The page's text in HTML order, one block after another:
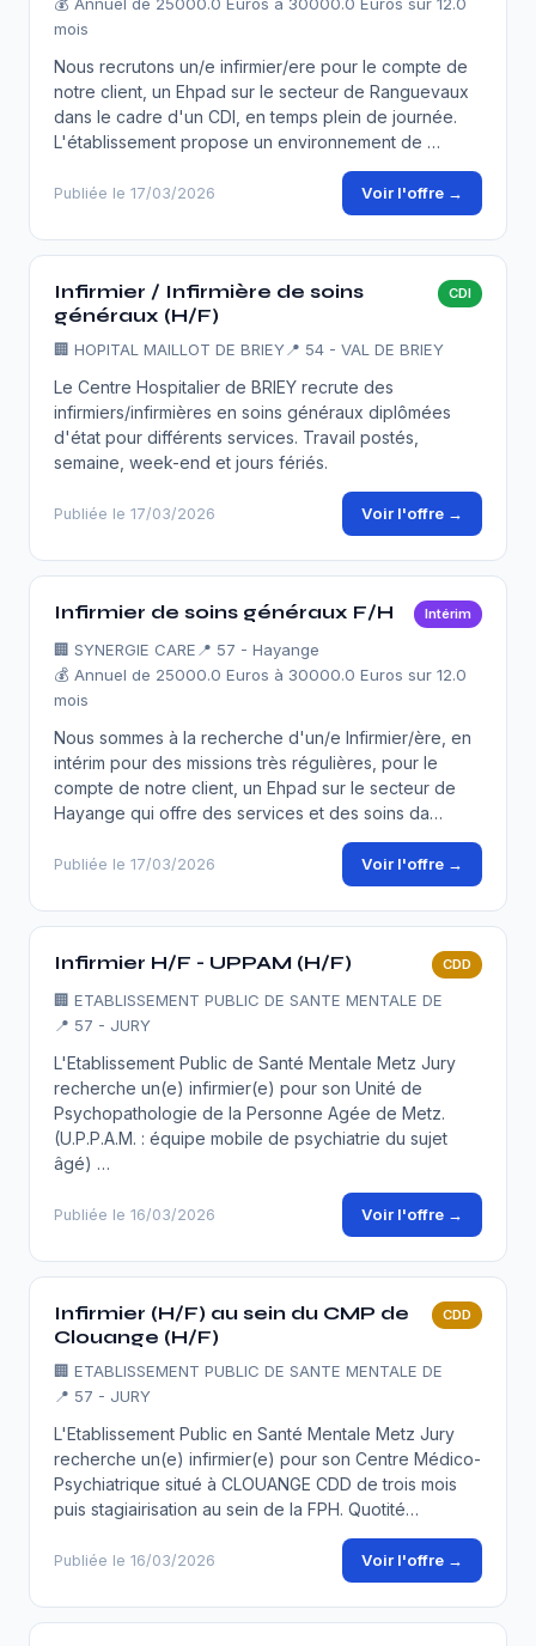
mois
Nous recrutons un/e infirmier/ere pour le compte de
notre client, un Ehpad sur le secteur de Ranguevaux
dans le cadre d'un CDI, en temps plein de journée.
L'établissement propose un environnement de …
Publiée le 17/03/2026 Voir l'offre →
Infirmier / Infirmière de soins
généraux (H/F)
CDI
🏢 HOPITAL MAILLOT DE BRIEY📍 54 - VAL DE BRIEY
Le Centre Hospitalier de BRIEY recrute des
infirmiers/infirmières en soins généraux diplômées
d'état pour différents services. Travail postés,
semaine, week-end et jours fériés.
Publiée le 17/03/2026 Voir l'offre →
Infirmier de soins généraux F/H Intérim
🏢 SYNERGIE CARE 📍 57 - Hayange
💰 Annuel de 25000.0 Euros à 30000.0 Euros sur 12.0
mois
Nous sommes à la recherche d'un/e Infirmier/ère, en
intérim pour des missions très régulières, pour le
compte de notre client, un Ehpad sur le secteur de
Hayange qui offre des services et des soins da…
Publiée le 17/03/2026 Voir l'offre →
Infirmier H/F - UPPAM (H/F) CDD
🏢 ETABLISSEMENT PUBLIC DE SANTE MENTALE DE
📍 57 - JURY
L'Etablissement Public de Santé Mentale Metz Jury
recherche un(e) infirmier(e) pour son Unité de
Psychopathologie de la Personne Agée de Metz.
(U.P.P.A.M. : équipe mobile de psychiatrie du sujet
âgé) …
Publiée le 16/03/2026 Voir l'offre →
Infirmier (H/F) au sein du CMP de
Clouange (H/F)
CDD
🏢 ETABLISSEMENT PUBLIC DE SANTE MENTALE DE
📍 57 - JURY
L'Etablissement Public en Santé Mentale Metz Jury
recherche un(e) infirmier(e) pour son Centre Médico-
Psychiatrique situé à CLOUANGE CDD de trois mois
puis stagiairisation au sein de la FPH. Quotité…
Publiée le 16/03/2026 Voir l'offre →